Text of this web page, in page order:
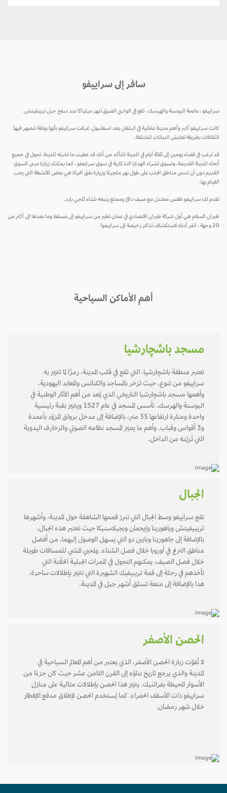
سافر إلى سراييفو
سراييفو ، عاصمة البوسنة والهرسك ، تقع في الوادي الضيق لنهر ميلياكا عند سفح جبل تريبفيتش.
كانت سراييفو أكبر وأهم مدينة عثمانية في البلقان بعد اسطنبول. عُرفت سراييفو بأنها بوتقة تنصهر فيها
الثقافات بطريقة تعايش الديانات المختلفة.
قد ترغب في قضاء يومين إلى ثلاثة أيام في المدينة للتأكد من أنك قد غطيت ما تخبئه المدينة. تجول في جميع
أنحاء المدينة القديمة، وتسوق لشراء الهدايا التذكارية في سوق سرايففو ، كما يمكنك زيارة مبنى السوق
القديم دون أن تنسى مناطق الجذب على طول نهر ملجيكا وزيارة نفق الحياة هي بعض الأنشطة التي يجب
القيام بها.
تقدم لك سراييفو طقس معتدل مع صيف دافئ وممتع يتبعه شتاء ثلجي بارد.
طيران السلام هي أول شركة طيران اقتصادي في عمان تطير من سراييفو إلى مسقط وما بعدها إلى أكثر من
أهم الأماكن السياحية
مسجد باشچارشيا
تعتبر منطقة باشچارشيا، التي تقع في قلب المدينة، رمزًا لما تتميّز به
سراييفو من تنوع، حيث تزخر بالمساجد والكنائس والمعابد اليهودية،
وأهمها مسجد باشچارشيا التاريخي الذي يُعد من أهم الآثار الوطنية في
البوسنة والهرسك. تأسس المسجد في عام 1527 ويتميّز بقبة رئيسية
واحدة ومنارة ارتفاعها 35 متر، بالإضافة إلى مدخل برواق المزوّد بأعمدة
و3 أقواس وقباب. وأهم ما يميّز المسجد نظامه الصوتي والزخارف اليدوية
التي تُزيّنه من الداخل.
الجبال
تقع سراييفو وسط الجبال التي تبرز قممها الشاهقة حول المدينة، وأشهرها
تريبيفيتش وياهورينا وإيجمان وبجيلاسنيكا حيث تعتبر هذه الجبال،
بالإضافة إلى جاهورينا وبابين دو التي يسهل الوصول إليهما، من أفضل
مناطق التزلج في أوروبا خلال فصل الشتاء. ولمحبي المشي للمسافات طويلة
خلال فصل الصيف، يمكنهم التجول في الممرات الجبلية الخلّابة التي
تأخذهم في رحلة إلى قمة تريبيفيك الشهيرة التي تتميّز بإطلالات ساحرة،
هذا بالإضافة إلى متعة تسلق أشهر جبل في المدينة.
الحصن الأصفر
لا تُفوّت زيارة الحصن الأصفر، الذي يعتبر من أهم المعالم السياحية في
المدينة والذي يرجع تاريخ بناؤه إلى القرن الثامن عشر حيث كان جزءًا من
الأسوار المحيطة بفراتنيك. يتميّز هذا الحصن بإطلالات مثالية على منازل
سراييفو ذات الأسقف الحمراء. كما يُستخدم الحصن لإطلاق مدفع الإفطار
خلال شهر رمضان.